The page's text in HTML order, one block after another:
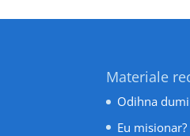
Materiale
Odihna
Eu misionar?